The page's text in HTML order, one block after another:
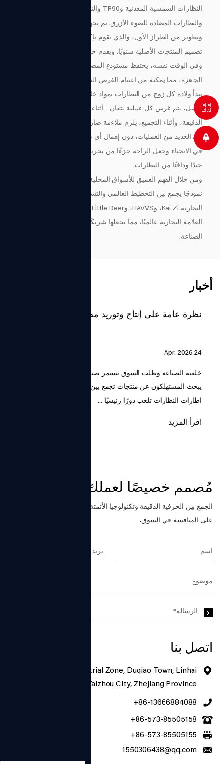
النظارات الشمسية المعدنية وTR90 والنظارات الشمسية الورقية
والنظارات المضادة للضوء الأزرق. تم تجهيز المؤسسة بفريق بحث
وتطوير من الطراز الأول، والذي يقوم بإكمال مئات من تكرارات
تصميم المنتجات الأصلية سنويًا. ويقدم خدمات مخصصة فردية لعملائه.
وفي الوقت نفسه، يحتفظ مستودع المصنع بملايين المخزونات
الجاهزة، مما يمكنه من اغتنام الفرص السوقية للعملاء بسرعة.
تبدأ ولادة كل زوج من النظارات بمواد خام مختارة بعناية. في ورشة
العمل، يتم غرس كل عملية بتفان - أثناء التلميع، تتم متابعة اللمسة
الدقيقة، وأثناء التجميع، يلزم ملاءمة صارمة. يتم التحكم بشكل صارم
في العديد من العمليات، دون إهمال أي تفاصيل، فقط لدمج الجودة
في الانحناء وجعل الراحة جزءًا من تجربة الارتداء، مما يخلق زوجًا
جيدًا ودافئًا من النظارات.
ومن خلال الفهم العميق للأسواق المحلية والدولية، شكلت الشركة
نموذجًا يجمع بين التخطيط العالمي والتشغيل المحلي. وتشمل علاماتها
العلامة التجارية عالميًا، مما يجعلها شريكًا تعاونيًا موثوقًا به في
الصناعة.
أخبار
نظرة عامة على إنتاج وتوريد مصنع إطارات النظارات
خلفية الصناعة وطلب السوق تستمر صناعة النظارات في النمو حيث
يبحث المستهلكون عن منتجات تجمع بين تصحيح الرؤية والأناقة. ان مصنع
اطارات النظارات تلعب دورًا رئيسيًا ...
اقرأ المزيد
مُصمم خصيصًا لعملك
الجمع بين الحرفية الدقيقة وتكنولوجيا الأتمتة، نحن نصنع نظارات قادرة
على المنافسة في السوق.
اتصل بنا
No. 7-1, Dengtou Industrial Zone, Duqiao Town, Linhai
City, Taizhou City, Zhejiang Province
+86-13666884088
+86-573-85505158
+86-573-85505155
1550306438@qq.com